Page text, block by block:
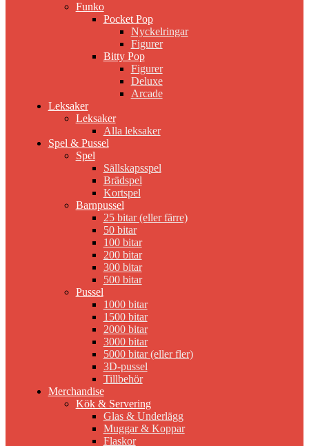
Funko
Pocket Pop
Nyckelringar
Figurer
Bitty Pop
Figurer
Deluxe
Arcade
Leksaker
Leksaker
Alla leksaker
Spel & Pussel
Spel
Sällskapsspel
Brädspel
Kortspel
Barnpussel
25 bitar (eller färre)
50 bitar
100 bitar
200 bitar
300 bitar
500 bitar
Pussel
1000 bitar
1500 bitar
2000 bitar
3000 bitar
5000 bitar (eller fler)
3D-pussel
Tillbehör
Merchandise
Kök & Servering
Glas & Underlägg
Muggar & Koppar
Flaskor